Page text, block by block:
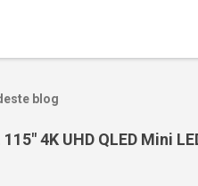
blog
4K UHD QLED Mini